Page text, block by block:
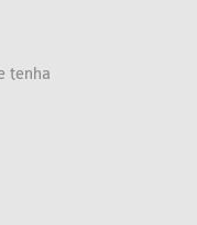
tenha